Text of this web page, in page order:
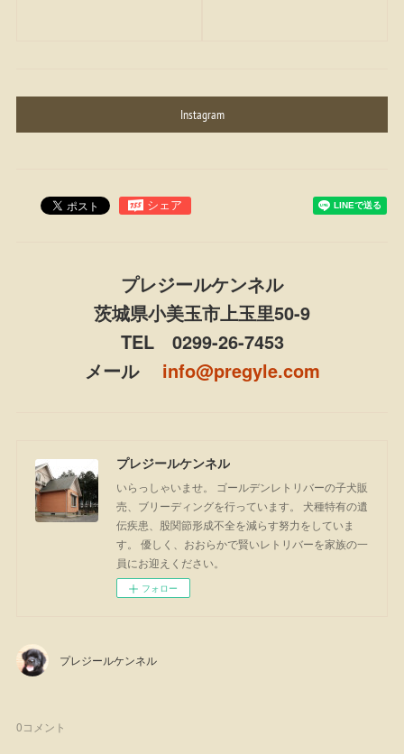
Instagram
プレジールケンネル
茨城県小美玉市上玉里50-9
TEL 0299-26-7453
メール info@pregyle.com
プレジールケンネル
いらっしゃいませ。 ゴールデンレトリバーの子犬販
売、ブリーディングを行っています。 犬種特有の遺
伝疾患、股関節形成不全を減らす努力をしていま
す。 優しく、おおらかで賢いレトリバーを家族の一
員にお迎えください。
フォロー
プレジールケンネル
0コメント